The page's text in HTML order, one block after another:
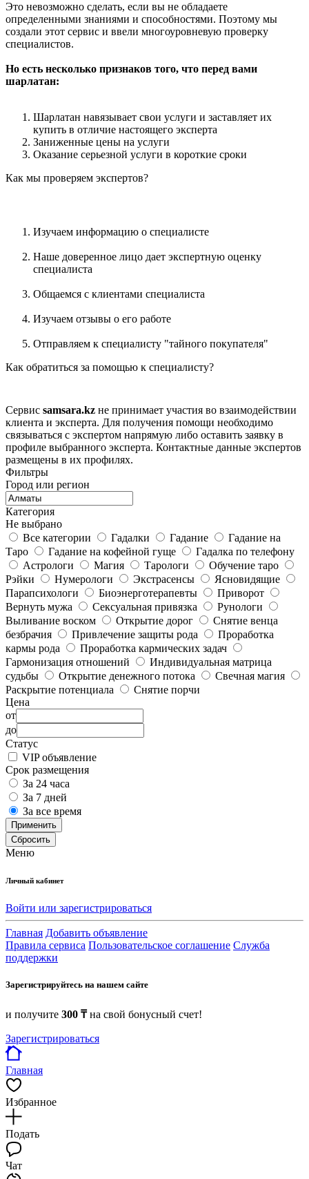
Это невозможно сделать, если вы не обладаете
определенными знаниями и способностями. Поэтому мы
создали этот сервис и ввели многоуровневую проверку
специалистов.
Но есть несколько признаков того, что перед вами
шарлатан:
Шарлатан навязывает свои услуги и заставляет их
купить в отличие настоящего эксперта
Заниженные цены на услуги
Оказание серьезной услуги в короткие сроки
Как мы проверяем экспертов?
Изучаем информацию о специалисте
Наше доверенное лицо дает экспертную оценку
специалиста
Общаемся с клиентами специалиста
Изучаем отзывы о его работе
Отправляем к специалисту "тайного покупателя"
Как обратиться за помощью к специалисту?
Сервис samsara.kz не принимает участия во взаимодействии
клиента и эксперта. Для получения помощи необходимо
связываться с экспертом напрямую либо оставить заявку в
профиле выбранного эксперта. Контактные данные экспертов
размещены в их профилях.
Фильтры
Город или регион
Категория
Не выбрано
Все категории
Гадалки Гадание
Гадание на
Таро
Гадание на кофейной гуще
Гадалка по телефону
Астрологи
Магия Тарологи
Обучение таро
Рэйки
Нумерологи Экстрасенсы
Ясновидящие
Парапсихологи
Биоэнерготерапевты
Приворот
Вернуть мужа
Сексуальная привязка
Рунологи
Выливание воском
Открытие дорог
Снятие венца
безбрачия
Привлечение защиты рода
Проработка
кармы рода
Проработка кармических задач
Гармонизация отношений
Индивидуальная матрица
судьбы
Открытие денежного потока
Свечная магия
Раскрытие потенциала
Снятие порчи
Цена
от
до
Статус
VIP объявление
Срок размещения
За 24 часа
За 7 дней
За все время
Применить
Сбросить
Меню
Личный кабинет
Войти или зарегистрироваться
Главная Добавить объявление
Правила сервиса Пользовательское соглашение Служба
поддержки
Зарегистрируйтесь на нашем сайте
и получите 300 ₸на свой бонусный счет!
Зарегистрироваться
Главная
Избранное
Подать
Чат